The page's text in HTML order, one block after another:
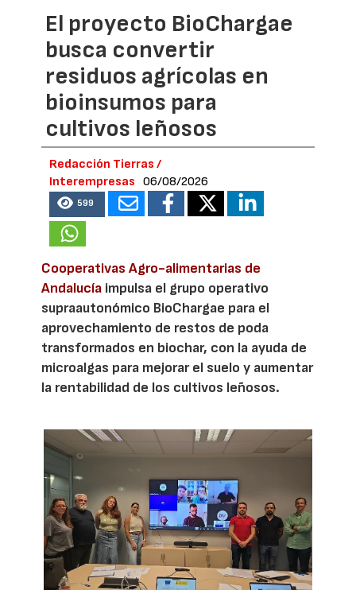
El proyecto BioChargae
busca convertir
residuos agrícolas en
bioinsumos para
cultivos leñosos
Redacción Tierras /
Interempresas
06/08/2026
599
Cooperativas Agro-alimentarias de
Andalucía impulsa el grupo operativo
supraautonómico BioChargae para el
aprovechamiento de restos de poda
transformados en biochar, con la ayuda de
microalgas para mejorar el suelo y aumentar
la rentabilidad de los cultivos leñosos.